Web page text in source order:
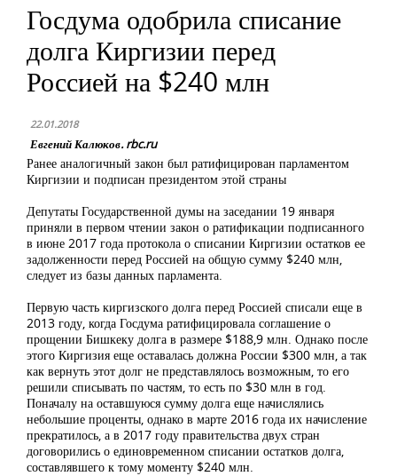
Госдума одобрила списание
долга Киргизии перед
Россией на $240 млн
22.01.2018
Евгений Калюков. rbc.ru
Ранее аналогичный закон был ратифицирован парламентом
Киргизии и подписан президентом этой страны
Депутаты Государственной думы на заседании 19 января
приняли в первом чтении закон о ратификации подписанного
в июне 2017 года протокола о списании Киргизии остатков ее
задолженности перед Россией на общую сумму $240 млн,
следует из базы данных парламента.
Первую часть киргизского долга перед Россией списали еще в
2013 году, когда Госдума ратифицировала соглашение о
прощении Бишкеку долга в размере $188,9 млн. Однако после
этого Киргизия еще оставалась должна России $300 млн, а так
как вернуть этот долг не представлялось возможным, то его
решили списывать по частям, то есть по $30 млн в год.
Поначалу на оставшуюся сумму долга еще начислялись
небольшие проценты, однако в марте 2016 года их начисление
прекратилось, а в 2017 году правительства двух стран
договорились о единовременном списании остатков долга,
составлявшего к тому моменту $240 млн.